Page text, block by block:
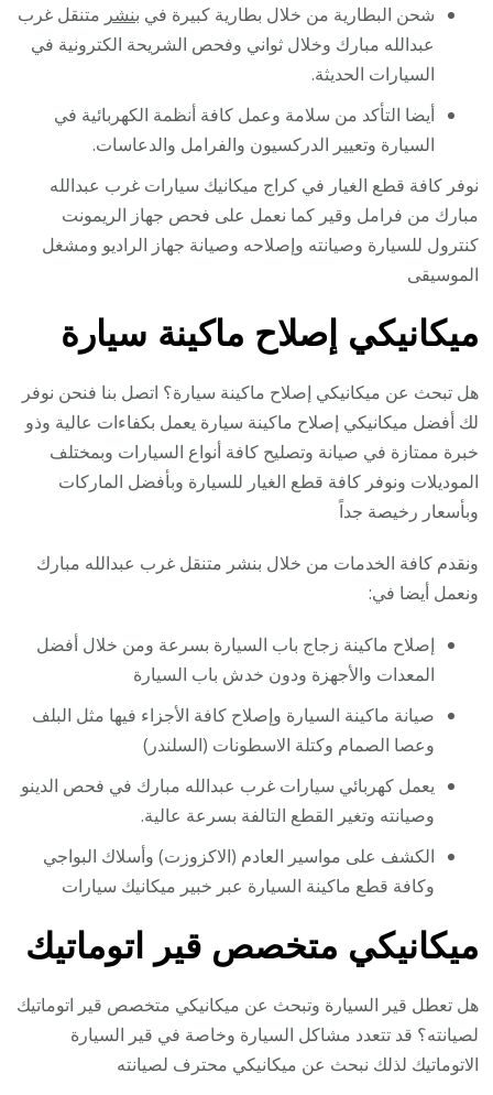
شحن البطارية من خلال بطارية كبيرة في بنشر متنقل غرب
عبدالله مبارك وخلال ثواني وفحص الشريحة الكترونية في
السيارات الحديثة.
أيضا التأكد من سلامة وعمل كافة أنظمة الكهربائية في
السيارة وتعيير الدركسيون والفرامل والدعاسات.
نوفر كافة قطع الغيار في كراج ميكانيك سيارات غرب عبدالله
مبارك من فرامل وقير كما نعمل على فحص جهاز الريمونت
كنترول للسيارة وصيانته وإصلاحه وصيانة جهاز الراديو ومشغل
الموسيقى
ميكانيكي إصلاح ماكينة سيارة
هل تبحث عن ميكانيكي إصلاح ماكينة سيارة؟ اتصل بنا فنحن نوفر
لك أفضل ميكانيكي إصلاح ماكينة سيارة يعمل بكفاءات عالية وذو
خبرة ممتازة في صيانة وتصليح كافة أنواع السيارات وبمختلف
الموديلات ونوفر كافة قطع الغيار للسيارة وبأفضل الماركات
وبأسعار رخيصة جداً
ونقدم كافة الخدمات من خلال بنشر متنقل غرب عبدالله مبارك
ونعمل أيضا في:
إصلاح ماكينة زجاج باب السيارة بسرعة ومن خلال أفضل
المعدات والأجهزة ودون خدش باب السيارة
صيانة ماكينة السيارة وإصلاح كافة الأجزاء فيها مثل البلف
وعصا الصمام وكتلة الاسطونات (السلندر)
يعمل كهربائي سيارات غرب عبدالله مبارك في فحص الدينو
وصيانته وتغير القطع التالفة بسرعة عالية.
الكشف على مواسير العادم (الاكزوزت) وأسلاك البواجي
وكافة قطع ماكينة السيارة عبر خبير ميكانيك سيارات
ميكانيكي متخصص قير اتوماتيك
هل تعطل قير السيارة وتبحث عن ميكانيكي متخصص قير اتوماتيك
لصيانته؟ قد تتعدد مشاكل السيارة وخاصة في قير السيارة
الاتوماتيك لذلك نبحث عن ميكانيكي محترف لصيانته